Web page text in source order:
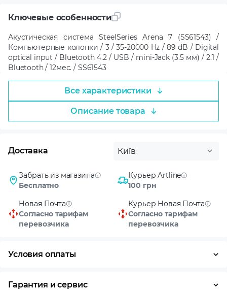
Ключевые особенности
Акустическая система SteelSeries Arena 7 (SS61543) /
Компьютерные колонки / 3 / 35-20000 Hz / 89 dB / Digital
optical input / Bluetooth 4.2 / USB / mini-Jack (3.5 мм) / 2.1 /
Bluetooth / 12мес. / SS61543
Все характеристики
Описание товара
Доставка Київ
Забрать из магазина
Бесплатно
Курьер Artline
100 грн
Новая Почта
Согласно тарифам
перевозчика
Курьер Новая Почта
Согласно тарифам
перевозчика
Условия оплаты
Гарантия и сервис